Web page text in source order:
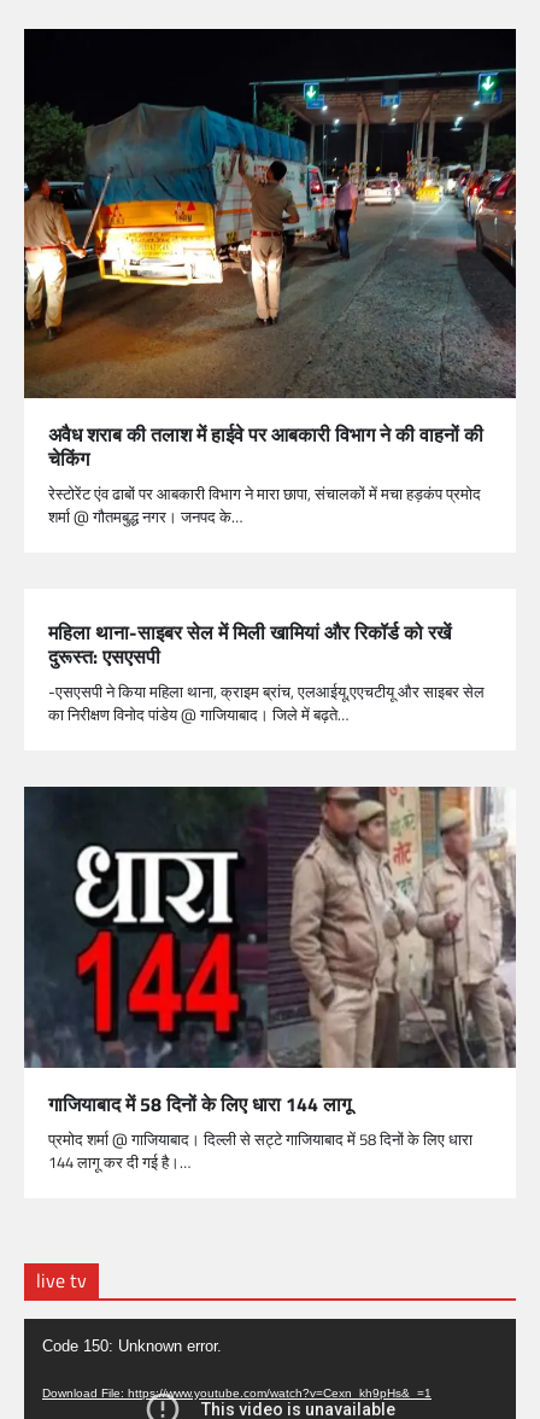
अवैध शराब की तलाश में हाईवे पर आबकारी विभाग ने की वाहनों की
चेकिंग
रेस्टोरेंट एंव ढाबों पर आबकारी विभाग ने मारा छापा, संचालकों में मचा हड़कंप प्रमोद
शर्मा @ गौतमबुद्ध नगर। जनपद के…
महिला थाना-साइबर सेल में मिली खामियां और रिकॉर्ड को रखें
दुरूस्त: एसएसपी
-एसएसपी ने किया महिला थाना, क्राइम ब्रांच, एलआईयू,एएचटीयू और साइबर सेल
का निरीक्षण विनोद पांडेय @ गाजियाबाद। जिले में बढ़ते…
गाजियाबाद में 58 दिनों के लिए धारा 144 लागू
प्रमोद शर्मा @ गाजियाबाद। दिल्ली से सट्टे गाजियाबाद में 58 दिनों के लिए धारा
144 लागू कर दी गई है।…
live tv
Video
Player
Code 150: Unknown error.
Download File: https://www.youtube.com/watch?v=Cexn_kh9pHs&_=1